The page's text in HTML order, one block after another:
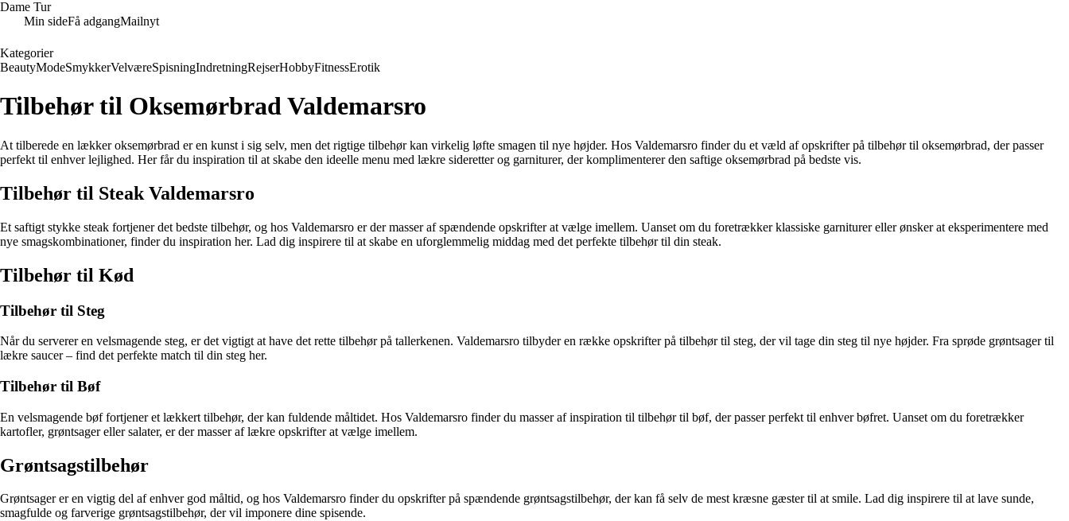
Dame Tur
Min sideFå adgangMailnyt
Kategorier
BeautyModeSmykkerVelværeSpisningIndretningRejserHobbyFitnessErotik
Tilbehør til Oksemørbrad Valdemarsro
At tilberede en lækker oksemørbrad er en kunst i sig selv, men det rigtige tilbehør kan virkelig løfte smagen til nye højder. Hos Valdemarsro finder du et væld af opskrifter på tilbehør til oksemørbrad, der passer
perfekt til enhver lejlighed. Her får du inspiration til at skabe den ideelle menu med lækre sideretter og garniturer, der komplimenterer den saftige oksemørbrad på bedste vis.
Tilbehør til Steak Valdemarsro
Et saftigt stykke steak fortjener det bedste tilbehør, og hos Valdemarsro er der masser af spændende opskrifter at vælge imellem. Uanset om du foretrækker klassiske garniturer eller ønsker at eksperimentere med
nye smagskombinationer, finder du inspiration her. Lad dig inspirere til at skabe en uforglemmelig middag med det perfekte tilbehør til din steak.
Tilbehør til Kød
Tilbehør til Steg
Når du serverer en velsmagende steg, er det vigtigt at have det rette tilbehør på tallerkenen. Valdemarsro tilbyder en række opskrifter på tilbehør til steg, der vil tage din steg til nye højder. Fra sprøde grøntsager til
lækre saucer – find det perfekte match til din steg her.
Tilbehør til Bøf
En velsmagende bøf fortjener et lækkert tilbehør, der kan fuldende måltidet. Hos Valdemarsro finder du masser af inspiration til tilbehør til bøf, der passer perfekt til enhver bøfret. Uanset om du foretrækker
kartofler, grøntsager eller salater, er der masser af lækre opskrifter at vælge imellem.
Grøntsagstilbehør
Grøntsager er en vigtig del af enhver god måltid, og hos Valdemarsro finder du opskrifter på spændende grøntsagstilbehør, der kan få selv de mest kræsne gæster til at smile. Lad dig inspirere til at lave sunde,
smagfulde og farverige grøntsagstilbehør, der vil imponere dine spisende.